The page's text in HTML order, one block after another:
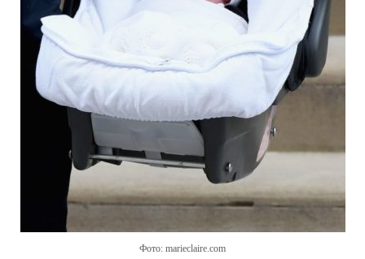
Фото: marieclaire.com